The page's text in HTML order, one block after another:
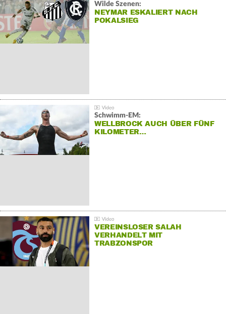
Wilde Szenen:
NEYMAR ESKALIERT NACH
POKALSIEG
Schwimm-EM:
WELLBROCK AUCH ÜBER FÜNF
KILOMETER…
VEREINSLOSER SALAH
VERHANDELT MIT
TRABZONSPOR